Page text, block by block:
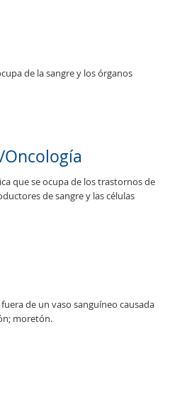
cupade lasangrey losórganos
icaqueseocupade lostrastornosde
ductoresdesangrey lascélulas
fuerade un vaso sanguíneo causada
n; moretón.